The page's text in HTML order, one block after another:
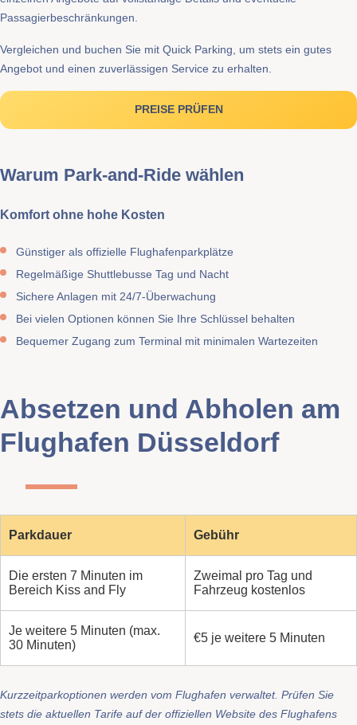
Passagierbeschränkungen.
Vergleichen und buchen Sie mit Quick Parking, um stets ein gutes
Angebot und einen zuverlässigen Service zu erhalten.
PREISE PRÜFEN
Warum Park-and-Ride wählen
Komfort ohne hohe Kosten
Günstiger als offizielle Flughafenparkplätze
Regelmäßige Shuttlebusse Tag und Nacht
Sichere Anlagen mit 24/7-Überwachung
Bei vielen Optionen können Sie Ihre Schlüssel behalten
Bequemer Zugang zum Terminal mit minimalen Wartezeiten
Absetzen und Abholen am
Flughafen Düsseldorf
Parkdauer Gebühr
Die ersten 7 Minuten im
Bereich Kiss and Fly
Zweimal pro Tag und
Fahrzeug kostenlos
Je weitere 5 Minuten (max.
30 Minuten)
€5 je weitere 5 Minuten
Kurzzeitparkoptionen werden vom Flughafen verwaltet. Prüfen Sie
stets die aktuellen Tarife auf der offiziellen Website des Flughafens